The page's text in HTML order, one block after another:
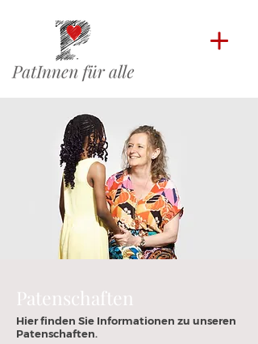
Patenschaften
Hier finden Sie Informationen zu unseren
Patenschaften.